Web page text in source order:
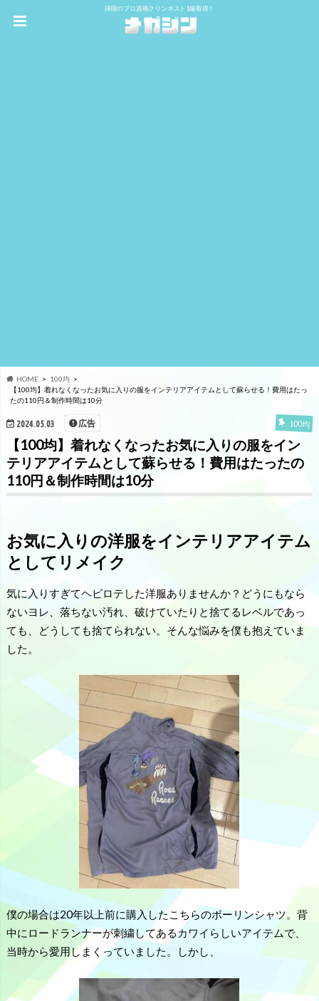
掃除のプロ資格クリンネスト1級取得！
HOME
100均
【100均】着れなくなったお気に入りの服をインテリアアイテムとして蘇らせる！費用はたっ
たの110円＆制作時間は10分
2024.05.03 100均
広告
【100均】着れなくなったお気に入りの服をイン
テリアアイテムとして蘇らせる！費用はたったの
110円＆制作時間は10分
お気に入りの洋服をインテリアアイテム
としてリメイク
気に入りすぎてヘビロテした洋服ありませんか？どうにもなら
ないヨレ、落ちない汚れ、破けていたりと捨てるレベルであっ
ても、どうしても捨てられない。そんな悩みを僕も抱えていま
した。
僕の場合は20年以上前に購入したこちらのボーリンシャツ。背
中にロードランナーが刺繍してあるカワイらしいアイテムで、
当時から愛用しまくっていました。しかし、